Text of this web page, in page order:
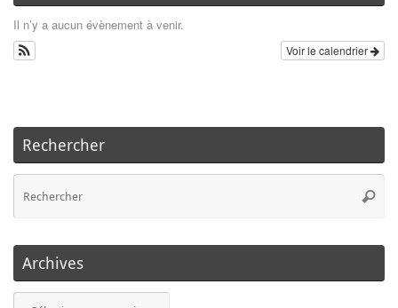
Il n’y a aucun évènement à venir.
Voir le calendrier
Rechercher
Archives